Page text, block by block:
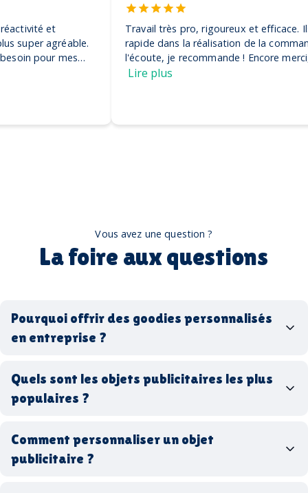
Travail très pro, rigoureux et efficace. Ils ont été très
rapide dans la réalisation de la commande et très à
l'écoute, je recommande ! Encore merci, on adore nos
Vous avez une question ?
La foire aux questions
Pourquoi offrir des goodies personnalisés
en entreprise ?
Quels sont les objets publicitaires les plus
populaires ?
stylos personnalisés
tote bags publicitaires
gourdes réutilisables
Comment personnaliser un objet
publicitaire ?